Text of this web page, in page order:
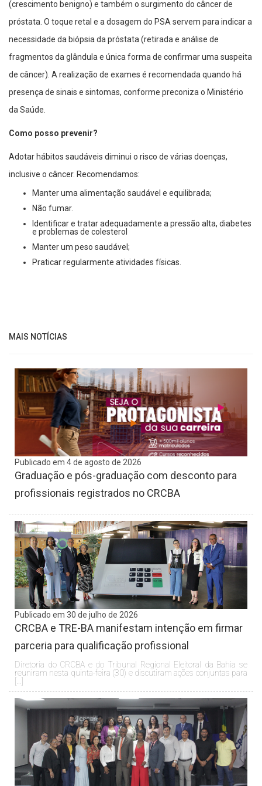
(crescimento benigno) e também o surgimento do câncer de
próstata. O toque retal e a dosagem do PSA servem para indicar a
necessidade da biópsia da próstata (retirada e análise de
fragmentos da glândula e única forma de confirmar uma suspeita
de câncer). A realização de exames é recomendada quando há
presença de sinais e sintomas, conforme preconiza o Ministério
da Saúde.
Como posso prevenir?
Adotar hábitos saudáveis diminui o risco de várias doenças,
inclusive o câncer. Recomendamos:
Manter uma alimentação saudável e equilibrada;
Não fumar.
Identificar e tratar adequadamente a pressão alta, diabetes
e problemas de colesterol
Manter um peso saudável;
Praticar regularmente atividades físicas.
MAIS NOTÍCIAS
Publicado em 4 de agosto de 2026
Graduação e pós-graduação com desconto para
profissionais registrados no CRCBA
Publicado em 30 de julho de 2026
CRCBA e TRE-BA manifestam intenção em firmar
parceria para qualificação profissional
Diretoria do CRCBA e do Tribunal Regional Eleitoral da Bahia se
reuniram nesta quinta-feira (30) e discutiram ações conjuntas para